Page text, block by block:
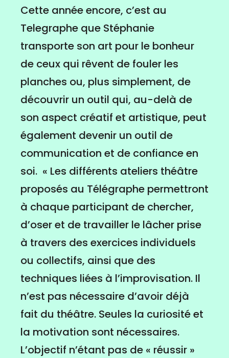
Cette année encore, c’est au
Telegraphe que Stéphanie
transporte son art pour le bonheur
de ceux qui rêvent de fouler les
planches ou, plus simplement, de
découvrir un outil qui, au-delà de
son aspect créatif et artistique, peut
également devenir un outil de
communication et de confiance en
soi. « Les différents ateliers théâtre
proposés au Télégraphe permettront
à chaque participant de chercher,
d’oser et de travailler le lâcher prise
à travers des exercices individuels
ou collectifs, ainsi que des
techniques liées à l’improvisation. Il
n’est pas nécessaire d’avoir déjà
fait du théâtre. Seules la curiosité et
la motivation sont nécessaires.
L’objectif n’étant pas de « réussir »